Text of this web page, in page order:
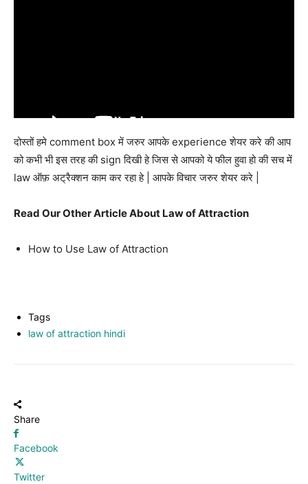
दोस्तों हमे comment box में जरुर आपके experience शेयर करे की आप
को कभी भी इस तरह की sign दिखी हे जिस से आपको ये फील हुवा हो की सच में
law ऑफ़ अट्रैक्शन काम कर रहा हे | आपके विचार जरुर शेयर करे |
Read Our Other Article About Law of Attraction
How to Use Law of Attraction
Tags
law of attraction hindi
Share
Facebook
Twitter